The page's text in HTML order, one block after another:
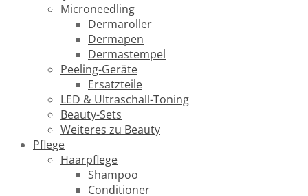
Microneedling
Dermaroller
Dermapen
Dermastempel
Peeling-Geräte
Ersatzteile
LED & Ultraschall-Toning
Beauty-Sets
Weiteres zu Beauty
Pflege
Haarpflege
Shampoo
Conditioner